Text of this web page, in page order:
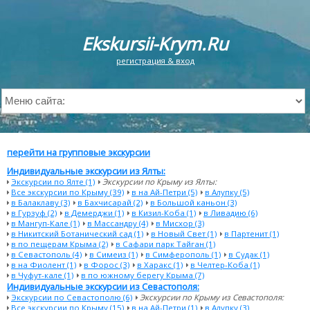
Ekskursii-Krym.Ru
регистрация & вход
перейти на групповые экскурсии
Индивидуальные экскурсии из Ялты:
Экскурсии по Ялте (1)
Экскурсии по Крыму из Ялты:
Все экскурсии по Крыму (39)
в на Ай-Петри (5)
в Алупку (5)
в Балаклаву (3)
в Бахчисарай (2)
в Большой каньон (3)
в Гурзуф (2)
в Демерджи (1) в Кизил-Коба (1)
в Ливадию (6)
в Мангуп-Кале (1)
в Массандру (4)
в Мисхор (3)
в Никитский Ботанический сад (1)
в Новый Свет (1)
в Партенит (1)
в по пещерам Крыма (2)
в Сафари парк Тайган (1)
в Севастополь (4)
в Симеиз (1) в Симферополь (1)
в Судак (1)
в на Фиолент (1)
в Форос (3) в Харакс (1)
в Челтер-Коба (1)
в Чуфут-кале (1)
в по южному берегу Крыма (7)
Индивидуальные экскурсии из Севастополя:
Экскурсии по Севастополю (6)
Экскурсии по Крыму из Севастополя:
Все экскурсии по Крыму (15)
в на Ай-Петри (1) в Алупку (3)